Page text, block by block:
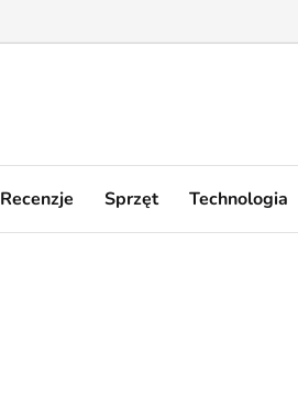
Recenzje Sprzęt Technologia